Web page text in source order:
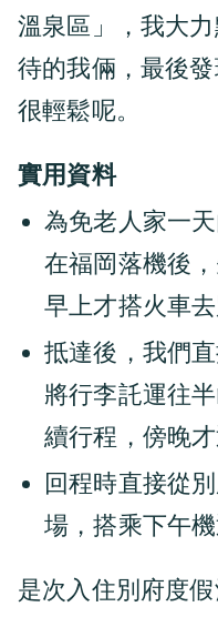
溫泉區」，我大
待的我倆，最後
很輕鬆呢。
實用資料
為免老人家一
在福岡落機後
早上才搭火車去
抵達後，我們
將行李託運往
續行程，傍晚
回程時直接從
場，搭乘下午機
是次入住別府度